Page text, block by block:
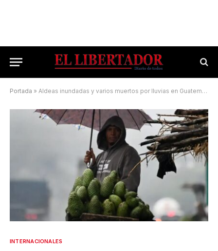
Portada » Aldeas inundadas y varios muertos por lluvias en Guatemala
INTERNACIONALES